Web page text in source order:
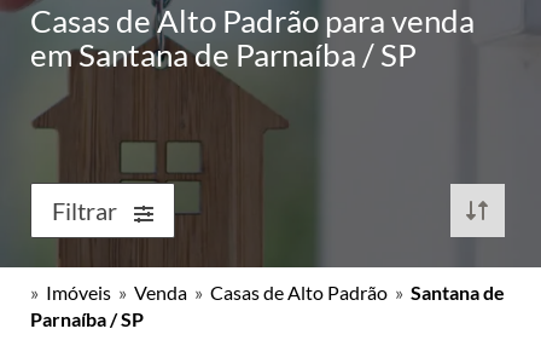
Casas de Alto Padrão para venda
em Santana de Parnaíba / SP
Filtrar
» Imóveis » Venda » Casas de Alto Padrão » Santana de
Parnaíba / SP